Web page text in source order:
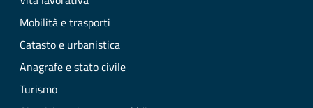
Mobilità e trasporti
Catasto e urbanistica
Anagrafe e stato civile
Turismo